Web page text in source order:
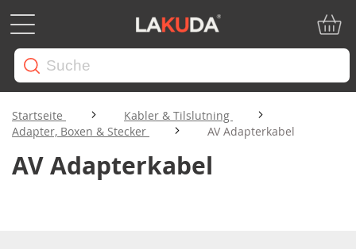
Startseite
Kabler & Tilslutning
Adapter, Boxen & Stecker
AV Adapterkabel
AV Adapterkabel